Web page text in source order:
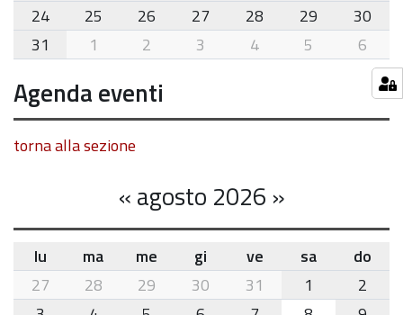
24
25 26 27 28 29
30
31
1 2 3 4 5 6
Agenda eventi
torna alla sezione
«agosto 2026 »
month-
8
lu ma me gi ve sa
do
27
28 29 30 31 1
2